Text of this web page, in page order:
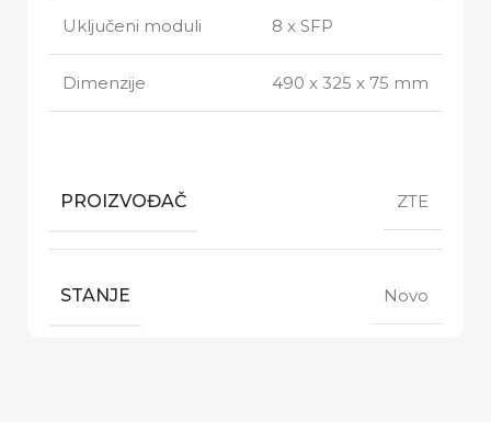
Uključeni moduli 8 x SFP
Dimenzije 490 x 325 x 75 mm
PROIZVOĐAČ ZTE
STANJE Novo